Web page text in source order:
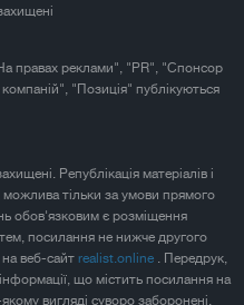
правах реклами", "PR", "Спонсор
"Позиція" публікуються
Републікація матеріалів і
можлива тільки за умови прямого
обов'язковим є розміщення
посилання не нижче другого
веб-сайт realist.online . Передрук,
що містить посилання на
вигляді суворо заборонені.